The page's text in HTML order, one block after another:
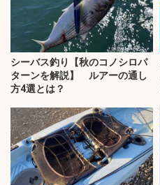
シーバス釣り【秋のコノシロパ
ターンを解説】 ルアーの通し
方4選とは？